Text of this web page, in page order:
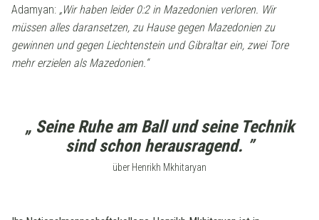
Adamyan: „Wir haben leider 0:2 in Mazedonien verloren. Wir
müssen alles daransetzen, zu Hause gegen Mazedonien zu
gewinnen und gegen Liechtenstein und Gibraltar ein, zwei Tore
mehr erzielen als Mazedonien.“
„ Seine Ruhe am Ball und seine Technik
sind schon herausragend. ”
über Henrikh Mkhitaryan